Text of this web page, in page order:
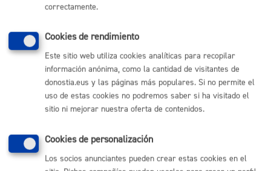
Plazo estimado:1 semana
Pasos del procedimiento
Registro de la solicitud y documentación
Susanación de la documentación, en su caso
persona asalariada
Resolución autorización provisional para la persona
asalariada
Notificación a personas interesadas
correctamente.
Cookies de rendimiento
Este sitio web utiliza cookies analíticas para recopilar
información anónima, como la cantidad de visitantes de
donostia.eus y las páginas más populares. Si no permite el
uso de estas cookies no podremos saber si ha visitado el
sitio ni mejorar nuestra oferta de contenidos.
Cookies de personalización
Los socios anunciantes pueden crear estas cookies en el